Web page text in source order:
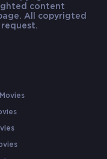
content
All copyrigted